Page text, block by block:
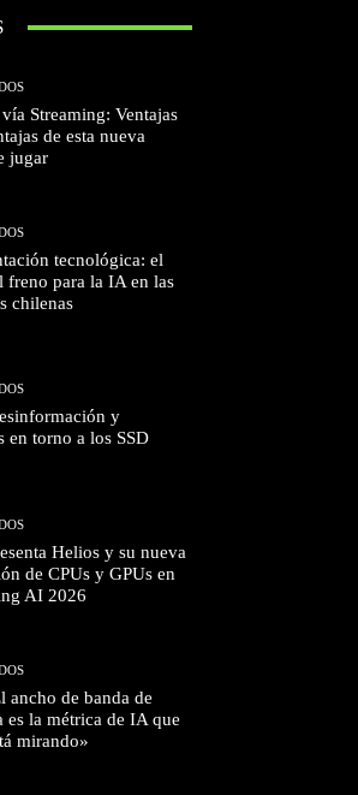
Streaming: Ventajas
de esta nueva
jugar
tecnológica: el
freno para la IA en las
chilenas
y
en torno a los SSD
Helios y su nueva
de CPUs y GPUs en
AI 2026
ancho de banda de
es la métrica de IA que
mirando»